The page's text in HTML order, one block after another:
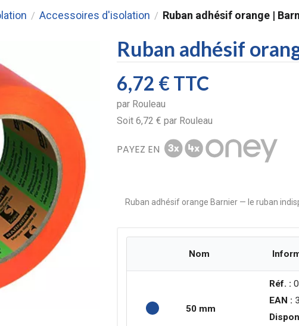
/ Accessoires d'isolation / Ruban adhésif orange |
Ruban adhésif
6,72 €TTC
par Rouleau
Soit6,72 € par Rouleau
PAYEZ EN
Ruban adhésif orange Barnier — le ruban
Nom
50 mm
Réf. :
EAN :